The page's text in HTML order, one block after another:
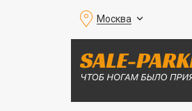
Москва